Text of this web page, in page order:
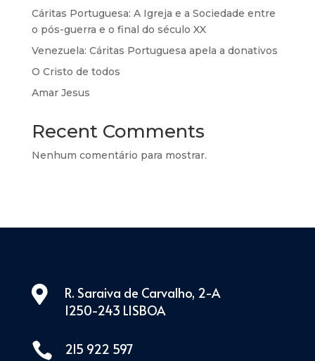
Cáritas Portuguesa: A Igreja e a Sociedade entre
o pós-guerra e o final do século XX
Venezuela: Cáritas Portuguesa apela a donativos
O Cristo de todos
Amar Jesus
Recent Comments
Nenhum comentário para mostrar.

R. Saraiva de Carvalho, 2-A
1250-243 LISBOA
 215 922 597